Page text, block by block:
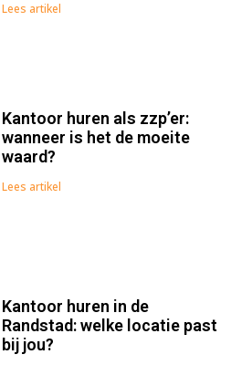
Lees artikel
Kantoor huren als zzp’er:
wanneer is het de moeite
waard?
Lees artikel
Kantoor huren in de
Randstad: welke locatie past
bij jou?